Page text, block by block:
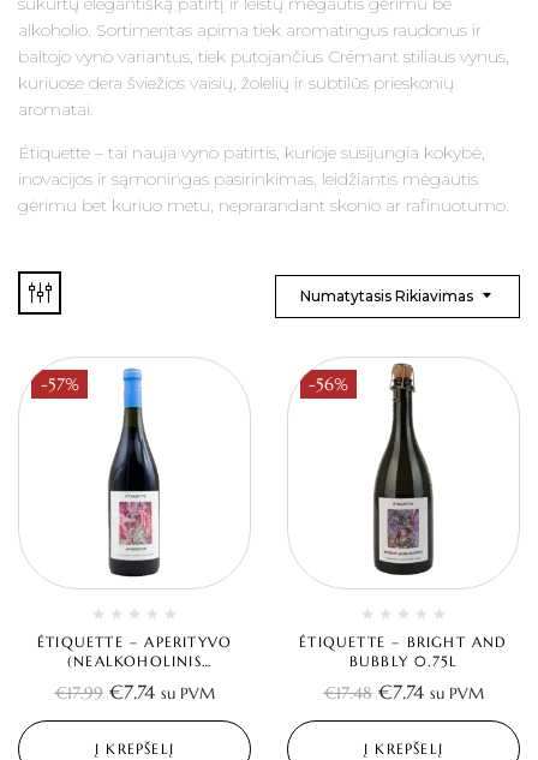
alkoholio. Sortimentas apima tiek aromatingus raudonus ir
baltojo vyno variantus, tiek putojančius Crémant stiliaus vynus,
kuriuose dera šviežios vaisių, žolelių ir subtilūs prieskonių
aromatai.
Étiquette – tai nauja vyno patirtis, kurioje susijungia kokybė,
inovacijos ir sąmoningas pasirinkimas, leidžiantis mėgautis
gėrimu bet kuriuo metu, neprarandant skonio ar rafinuotumo.
Numatytasis Rikiavimas
-57%
ÉTIQUETTE – APERITYVO
(NEALKOHOLINIS
VERMUTAS/RAUDONAS
VYNAS) 0.75L
€17.99 €7.74 su PVM
Į KREPŠELĮ
-56%
ÉTIQUETTE – BRIGHT AND
BUBBLY 0.75L
€17.48 €7.74 su PVM
Į KREPŠELĮ